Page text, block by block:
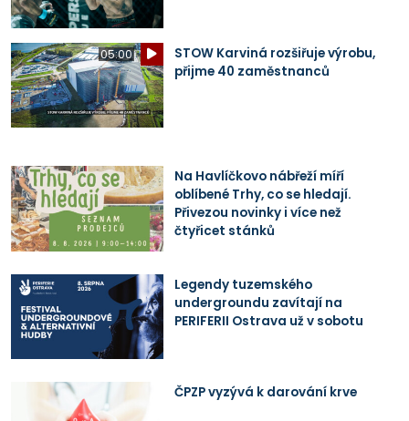
05:00
STOW Karviná rozšiřuje výrobu,
přijme 40 zaměstnanců
Na Havlíčkovo nábřeží míří
oblíbené Trhy, co se hledají.
Přivezou novinky i více než
čtyřicet stánků
Legendy tuzemského
undergroundu zavítají na
PERIFERII Ostrava už v sobotu
ČPZP vyzývá k darování krve